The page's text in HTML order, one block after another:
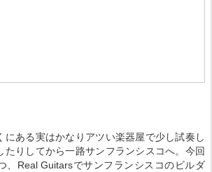
にある実はかなりアツい楽器屋で少し試奏し
たりしてから一路サンフランシスコへ。今回
、Real Guitarsでサンフランシスコのビルダ